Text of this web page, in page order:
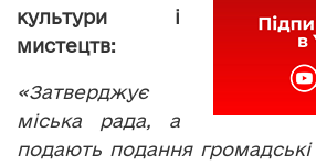
культури і
мистецтв:
«Затверджує
міська рада, а
подають подання громадські